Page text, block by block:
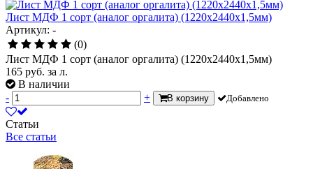
Лист МДФ 1 сорт (аналог оргалита) (1220х2440х1,5мм)
Артикул: -
(0)
Лист МДФ 1 сорт (аналог оргалита) (1220х2440х1,5мм)
165 руб. за л.
В наличии
-
+ В корзину Добавлено
Статьи
Все статьи